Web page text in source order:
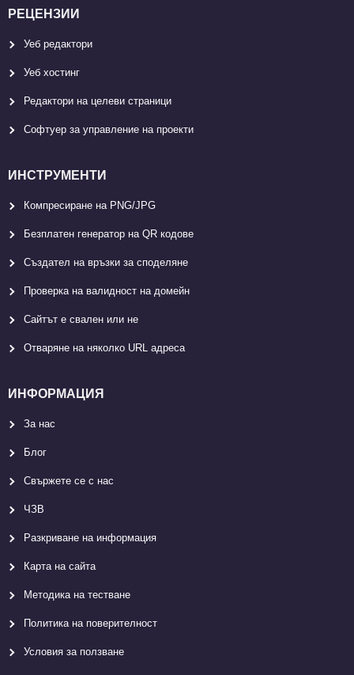
РЕЦЕНЗИИ
Уеб редактори
Уеб хостинг
Редактори на целеви страници
Софтуер за управление на проекти
ИНСТРУМЕНТИ
Компресиране на PNG/JPG
Безплатен генератор на QR кодове
Създател на връзки за споделяне
Проверка на валидност на домейн
Сайтът е свален или не
Отваряне на няколко URL адреса
ИНФОРМАЦИЯ
За нас
Блог
Свържете се с нас
ЧЗВ
Разкриване на информация
Карта на сайта
Методика на тестване
Политика на поверителност
Условия за ползване